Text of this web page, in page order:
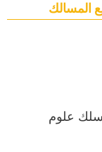
المسالك
الوطني في مادة الأدب 2021 مسلك علوم